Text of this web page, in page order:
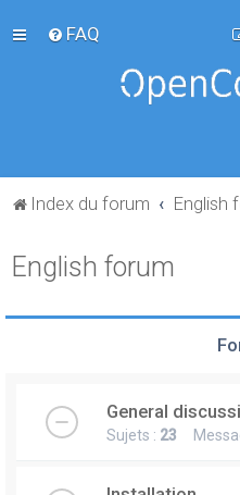
FAQ
Index du forum English
English forum
General
Sujets : 23